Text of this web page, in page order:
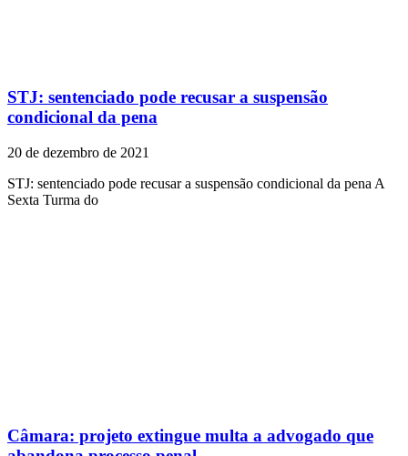
STJ: sentenciado pode recusar a suspensão
condicional da pena
20 de dezembro de 2021
STJ: sentenciado pode recusar a suspensão condicional da pena A
Sexta Turma do
Câmara: projeto extingue multa a advogado que